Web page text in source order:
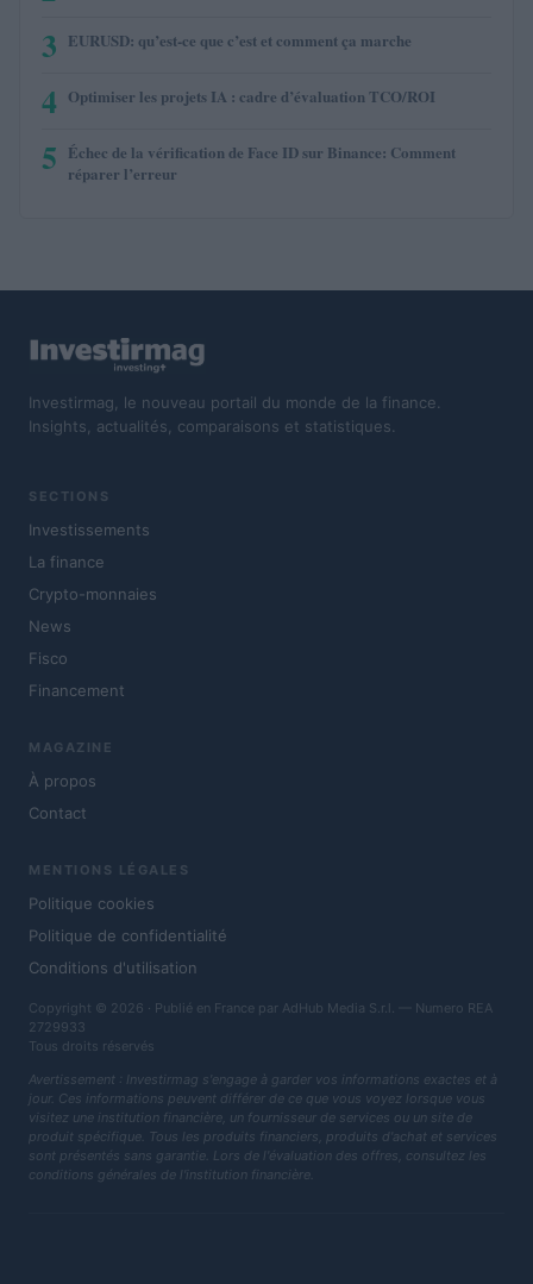
3 EURUSD: qu’est-ce que c’est et comment ça marche
4 Optimiser les projets IA : cadre d’évaluation TCO/ROI
5 Échec de la vérification de Face ID sur Binance: Comment
réparer l’erreur
Investirmag, le nouveau portail du monde de la finance.
Insights, actualités, comparaisons et statistiques.
SECTIONS
Investissements
La finance
Crypto-monnaies
News
Fisco
Financement
MAGAZINE
À propos
Contact
MENTIONS LÉGALES
Politique cookies
Politique de confidentialité
Conditions d'utilisation
Copyright © 2026 · Publié en France par AdHub Media S.r.l. — Numero REA
2729933
Tous droits réservés
Avertissement : Investirmag s'engage à garder vos informations exactes et à
jour. Ces informations peuvent différer de ce que vous voyez lorsque vous
visitez une institution financière, un fournisseur de services ou un site de
produit spécifique. Tous les produits financiers, produits d'achat et services
sont présentés sans garantie. Lors de l'évaluation des offres, consultez les
conditions générales de l'institution financière.